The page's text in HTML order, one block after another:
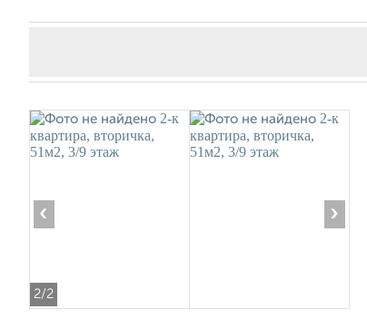
2/2
‹ ›